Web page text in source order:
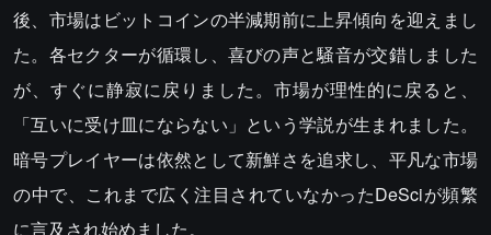
後、市場はビットコインの半減期前に上昇傾向を迎えまし
た。各セクターが循環し、喜びの声と騒音が交錯しました
が、すぐに静寂に戻りました。市場が理性的に戻ると、
「互いに受け皿にならない」という学説が生まれました。
暗号プレイヤーは依然として新鮮さを追求し、平凡な市場
の中で、これまで広く注目されていなかったDeSciが頻繁
に言及され始めました。